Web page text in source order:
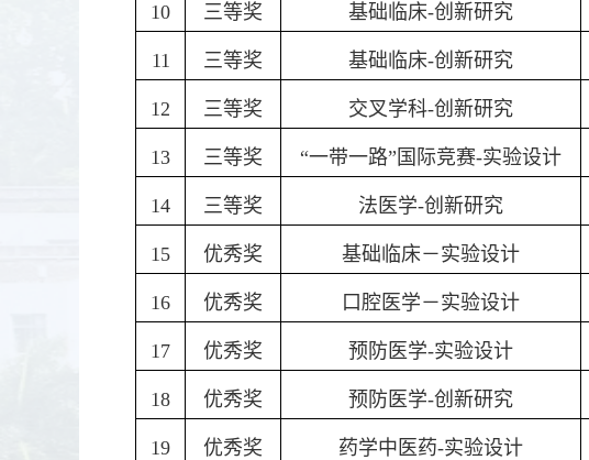
10 三等奖 基础临床-创新研究
11 三等奖 基础临床-创新研究
12 三等奖 交叉学科-创新研究
13 三等奖 “一带一路”国际竞赛-实验设计
14 三等奖 法医学-创新研究
15 优秀奖 基础临床－实验设计
16 优秀奖 口腔医学－实验设计
17 优秀奖 预防医学-实验设计
18 优秀奖 预防医学-创新研究
19 优秀奖 药学中医药-实验设计